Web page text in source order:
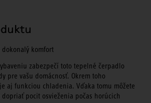
komfort
zabezpečí toto tepelné čerpadlo
pre vašu domácnosť. Okrem toho
aj funkciou chladenia. Vďaka tomu môžete
pocit osvieženia počas horúcich